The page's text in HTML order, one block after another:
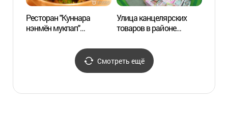
Ресторан "Куннара
нэнмён мукпап"
Улица канцелярских
товаров в районе
문구완구거리)
Смотреть ещё